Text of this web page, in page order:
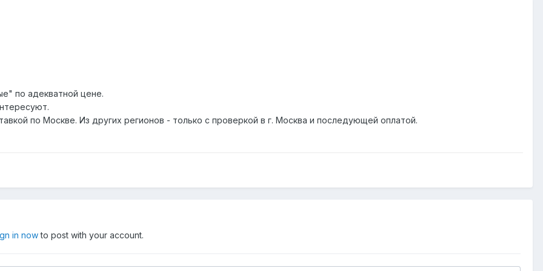
по адекватной цене.
по Москве. Из других регионов - только с проверкой в г. Москва и последующей оплатой.
in nowto post with your account.